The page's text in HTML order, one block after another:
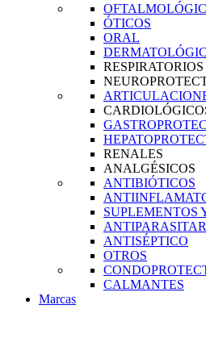
ÓTICOS
ORAL
RESPIRATORIOS
RENALES
ANALGÉSICOS
ANTIBIÓTICOS
SUPLEMENTOS
ANTISÉPTICO
OTROS
CALMANTES
Marcas